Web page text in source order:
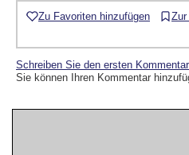
Zu Favoriten hinzufügen
Schreiben Sie den ersten
Sie können Ihren Kommentar